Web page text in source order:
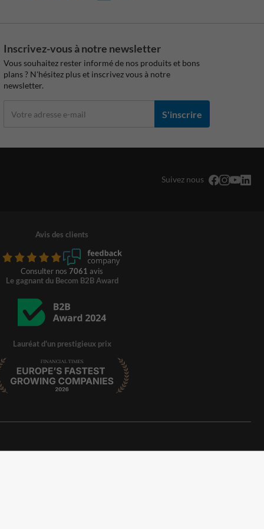
Inscrivez-vous à notre newsletter
Vous souhaitez rester informé de nos produits et bons
plans ? N'hésitez plus et inscrivez vous à notre
newsletter.
S'inscrire
Suivez nous
Avis des clients
Consulter nos 7061 avis
Le gagnant du Becom B2B Award
Lauréat d'un prestigieux prix